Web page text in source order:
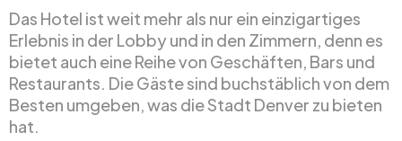
Das Hotel ist weit mehr als nur ein einzigartiges
Erlebnis in der Lobby und in den Zimmern, denn es
bietet auch eine Reihe von Geschäften, Bars und
Restaurants. Die Gäste sind buchstäblich von dem
Besten umgeben, was die Stadt Denver zu bieten
hat.